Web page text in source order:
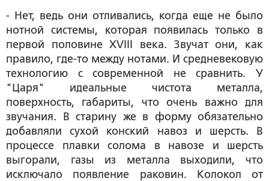
- Нет, ведь они отливались, когда еще не было
нотной системы, которая появилась только в
первой половине XVIII века. Звучат они, как
правило, где-то между нотами. И средневековую
технологию с современной не сравнить. У
"Царя" идеальные чистота металла,
поверхность, габариты, что очень важно для
звучания. В старину же в форму обязательно
добавляли сухой конский навоз и шерсть. В
процессе плавки солома в навозе и шерсть
выгорали, газы из металла выходили, что
исключало появление раковин. Колокол от